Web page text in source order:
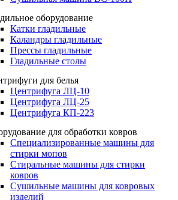
оборудование
Катки гладильные
Каландры гладильные
Прессы гладильные
Гладильные столы
для белья
Центрифуга ЛЦ-10
Центрифуга ЛЦ-25
Центрифуга КП-223
для обработки ковров
Специализированные машины для
стирки мопов
Стиральные машины для стирки
ковров
Сушильные машины для ковровых
изделий